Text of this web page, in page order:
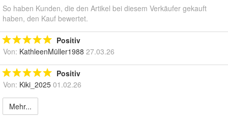
So haben Kunden, die den Artikel bei diesem Verkäufer gekauft
haben, den Kauf bewertet.
Positiv
Von: KathleenMüller1988 27.03.26
Positiv
Von: Kiki_2025 01.02.26
Mehr...